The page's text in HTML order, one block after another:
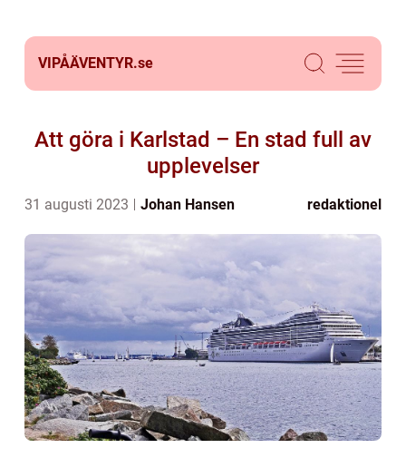
VIPÅÄVENTYR.se
Att göra i Karlstad – En stad full av
upplevelser
31 augusti 2023 Johan Hansen redaktionel